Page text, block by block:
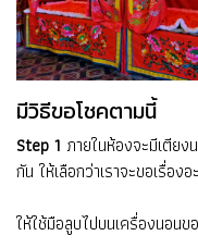
มีวิธีขอโชคตามนี้
Step 1 ภายในห้องจะมีเตีย
กัน ให้เลือกว่าเราจะขอเรื่อง
ให้ใช้มือลูบไปบนเครื่องนอนข